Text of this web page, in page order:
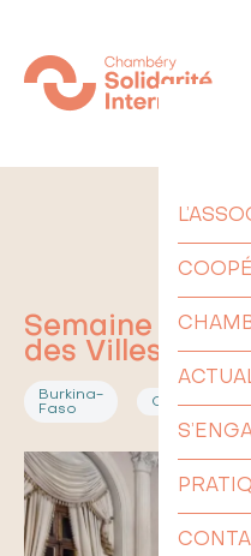
Semaine à
des Villes
Burkina-
Faso
Chambéry